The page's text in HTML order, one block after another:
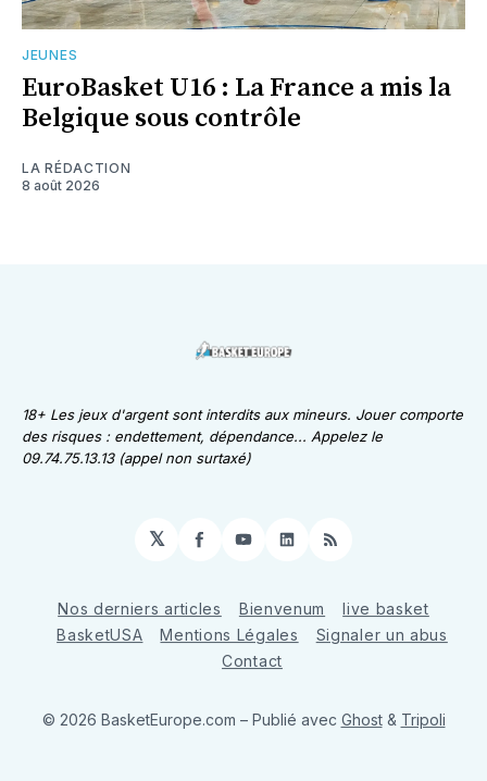
JEUNES
EuroBasket U16 : La France a mis la
Belgique sous contrôle
LA RÉDACTION
8 août 2026
18+ Les jeux d'argent sont interdits aux mineurs. Jouer comporte
des risques : endettement, dépendance... Appelez le
09.74.75.13.13 (appel non surtaxé)
𝕏 Facebook
YouTube
LinkedIn
RSS
Nos derniers articles Bienvenum
live basket
BasketUSA
Mentions Légales
Signaler un abus
Contact
© 2026 BasketEurope.com – Publié avec Ghost& Tripoli